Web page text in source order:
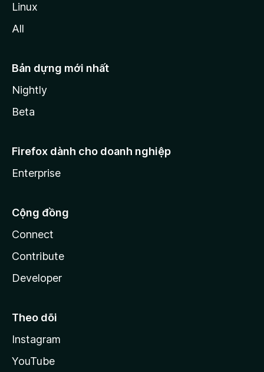
Linux
All
Bản dựng mới nhất
Nightly
Beta
Firefox dành cho doanh nghiệp
Enterprise
Cộng đồng
Connect
Contribute
Developer
Theo dõi
Instagram
YouTube